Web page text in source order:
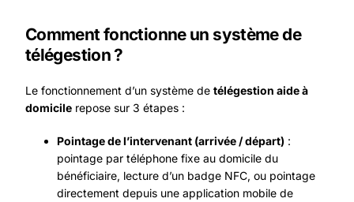
Comment fonctionne un système de
télégestion ?
Le fonctionnement d’un système de télégestion aide à
domicilerepose sur 3 étapes :
Pointage de l’intervenant (arrivée / départ) :
pointage par téléphone fixe au domicile du
bénéficiaire, lecture d’un badge NFC, ou pointage
directement depuis une application mobile de